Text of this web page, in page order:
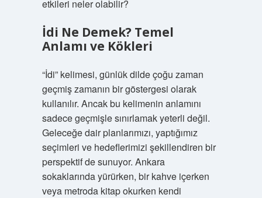
etkileri neler olabilir?
İdi Ne Demek? Temel
Anlamı ve Kökleri
“İdi” kelimesi, günlük dilde çoğu zaman
geçmiş zamanın bir göstergesi olarak
kullanılır. Ancak bu kelimenin anlamını
sadece geçmişle sınırlamak yeterli değil.
Geleceğe dair planlarımızı, yaptığımız
seçimleri ve hedeflerimizi şekillendiren bir
perspektif de sunuyor. Ankara
sokaklarında yürürken, bir kahve içerken
veya metroda kitap okurken kendi